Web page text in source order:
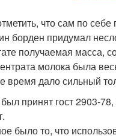
что сам по
борден придумал
получаемая масса,
молока была
время дало сильный
принят гост 2903-
было то, что